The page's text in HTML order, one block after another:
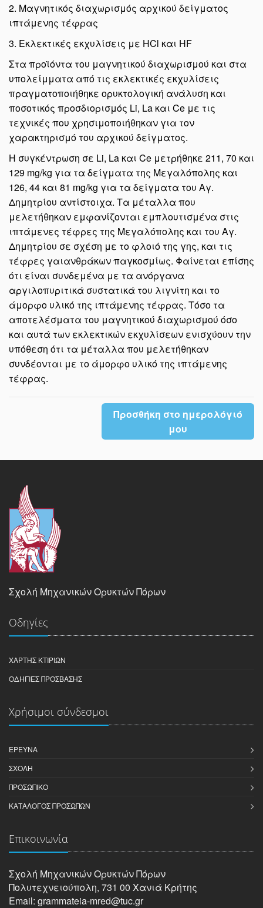
2. Μαγνητικός διαχωρισμός αρχικού δείγματος
ιπτάμενης τέφρας
3. Εκλεκτικές εκχυλίσεις με HCl και HF
Στα προϊόντα του μαγνητικού διαχωρισμού και στα
υπολείμματα από τις εκλεκτικές εκχυλίσεις
πραγματοποιήθηκε ορυκτολογική ανάλυση και
ποσοτικός προσδιορισμός Li, La και Ce με τις
τεχνικές που χρησιμοποιήθηκαν για τον
χαρακτηρισμό του αρχικού δείγματος.
Η συγκέντρωση σε Li, La και Ce μετρήθηκε 211, 70 και
129 mg/kg για τα δείγματα της Μεγαλόπολης και
126, 44 και 81 mg/kg για τα δείγματα του Αγ.
Δημητρίου αντίστοιχα. Τα μέταλλα που
μελετήθηκαν εμφανίζονται εμπλουτισμένα στις
ιπτάμενες τέφρες της Μεγαλόπολης και του Αγ.
Δημητρίου σε σχέση με το φλοιό της γης, και τις
τέφρες γαιανθράκων παγκοσμίως. Φαίνεται επίσης
ότι είναι συνδεμένα με τα ανόργανα
αργιλοπυριτικά συστατικά του λιγνίτη και το
άμορφο υλικό της ιπτάμενης τέφρας. Τόσο τα
αποτελέσματα του μαγνητικού διαχωρισμού όσο
και αυτά των εκλεκτικών εκχυλίσεων ενισχύουν την
υπόθεση ότι τα μέταλλα που μελετήθηκαν
συνδέονται με το άμορφο υλικό της ιπτάμενης
τέφρας.
Προσθήκη στο ημερολόγιό
μου
Σχολή Μηχανικών Ορυκτών Πόρων
Οδηγίες
ΧΆΡΤΗΣ ΚΤΙΡΊΩΝ
ΟΔΗΓΊΕΣ ΠΡΌΣΒΑΣΗΣ
Χρήσιμοι σύνδεσμοι
ΈΡΕΥΝΑ
ΣΧΟΛΉ
ΠΡΟΣΩΠΙΚΌ
ΚΑΤΆΛΟΓΟΣ ΠΡΟΣΏΠΩΝ
Επικοινωνία
Σχολή Μηχανικών Oρυκτών Πόρων
Πολυτεχνειούπολη, 731 00 Χανιά Κρήτης
Email: grammateia-mred@tuc.gr